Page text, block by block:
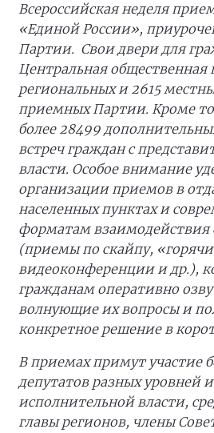
Всероссийская неделя
«Единой России»,
Партии. Свои двери для
Центральная общественная
региональных и 2615
приемных Партии. Кроме
более 28499
встреч граждан с
власти. Особое внимание
организации приемов в
населенных пунктах и
форматам взаимодействия
(приемы по скайпу,
видеоконференции и др.),
гражданам оперативно
волнующие их вопросы и
конкретное решение в
В приемах примут участие
депутатов разных уровней
исполнительной власти,
главы регионов, члены